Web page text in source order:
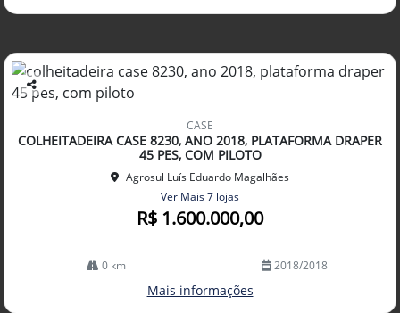
Co
arti
lhe
CASE
COLHEITADEIRA CASE 8230, ANO 2018, PLATAFORMA DRAPER
45 PES, COM PILOTO
Agrosul Luís Eduardo Magalhães
Ver Mais 7 lojas
R$ 1.600.000,00
0 km 2018/2018
Mais informações